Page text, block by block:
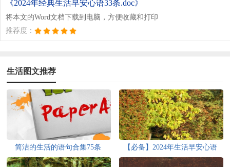
《2024年经典生活早安心语33条.doc》
将本文的Word文档下载到电脑，方便收藏和打印
推荐度：
生活图文推荐
简洁的生活的语句合集75条
【必备】2024年生活早安心语
QQ28条